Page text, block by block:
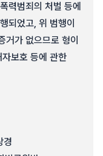
력범죄의 처벌 등에
되었고, 위 범행이
가 없으므로 형이
보호 등에 관한
경